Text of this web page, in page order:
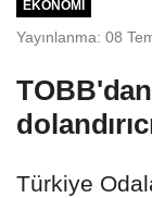
EKONOMI
Yayınlanma: 08
Türkiye